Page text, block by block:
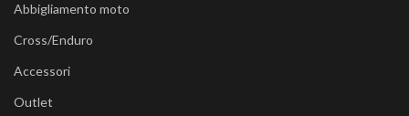
Abbigliamento moto
Cross/Enduro
Accessori
Outlet